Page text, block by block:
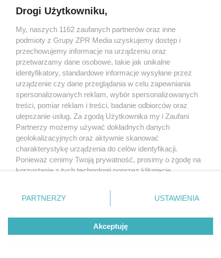
Drogi Użytkowniku,
My, naszych 1162 zaufanych partnerów oraz inne
podmioty z Grupy ZPR Media uzyskujemy dostęp i
przechowujemy informacje na urządzeniu oraz
przetwarzamy dane osobowe, takie jak unikalne
identyfikatory, standardowe informacje wysyłane przez
urządzenie czy dane przeglądania w celu zapewniania
spersonalizowanych reklam, wybór spersonalizowanych
treści, pomiar reklam i treści, badanie odbiorców oraz
ulepszanie usług. Za zgodą Użytkownika my i Zaufani
Partnerzy możemy używać dokładnych danych
geolokalizacyjnych oraz aktywnie skanować
charakterystykę urządzenia do celów identyfikacji.
Ponieważ cenimy Twoją prywatność, prosimy o zgodę na
korzystanie z tych technologii poprzez kliknięcie
zmienić/wycofać klikając przycisk ustawień prywatności
znajdujący się w lewym dolnym rogu strony
rodzaje przetwarzania danych nie wymagają zgody
użytkownika, ale masz prawo sprzeciwić się takiemu
przetwarzaniu. Preferencje będą miały zastosowanie tylko
PARTNERZY USTAWIENIA
Akceptuję